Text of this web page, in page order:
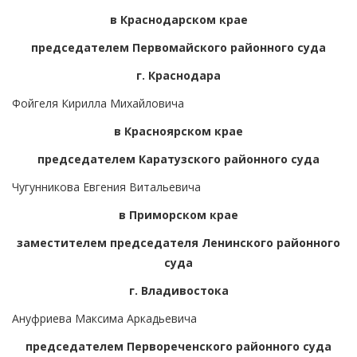
в Краснодарском крае
председателем Первомайского районного суда
г. Краснодара
Фойгеля Кирилла Михайловича
в Красноярском крае
председателем Каратузского районного суда
Чугунникова Евгения Витальевича
в Приморском крае
заместителем председателя Ленинского районного
суда
г. Владивостока
Ануфриева Максима Аркадьевича
председателем Первореченского районного суда